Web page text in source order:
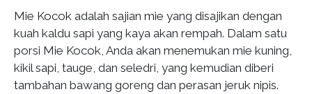
Mie Kocok adalah sajian mie yang disajikan dengan
kuah kaldu sapi yang kaya akan rempah. Dalam satu
porsi Mie Kocok, Anda akan menemukan mie kuning,
kikil sapi, tauge, dan seledri, yang kemudian diberi
tambahan bawang goreng dan perasan jeruk nipis.